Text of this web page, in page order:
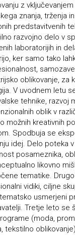
z
znanja, trženja
predstavitvenih
razvojno delo v
laboratorijih in
ker samo tako
oblikovanje, za
V uvodnem letu
tehnike, razvoj
oblik v
možnih kreativnih
Spodbuja se
idej. Delo poteka
posameznika,
likovno
tematike.
vidiki, ciljne
usmerjeni
Tretje leto se
(moda,
tekstilno